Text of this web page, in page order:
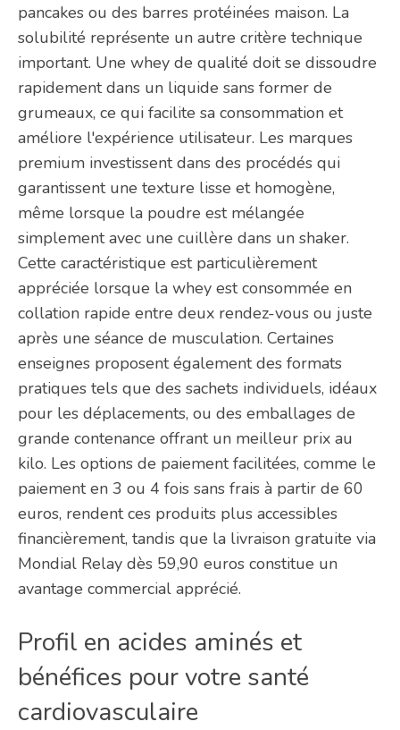
pancakes ou des barres protéinées maison. La
solubilité représente un autre critère technique
important. Une whey de qualité doit se dissoudre
rapidement dans un liquide sans former de
grumeaux, ce qui facilite sa consommation et
améliore l'expérience utilisateur. Les marques
premium investissent dans des procédés qui
garantissent une texture lisse et homogène,
même lorsque la poudre est mélangée
simplement avec une cuillère dans un shaker.
Cette caractéristique est particulièrement
appréciée lorsque la whey est consommée en
collation rapide entre deux rendez-vous ou juste
après une séance de musculation. Certaines
enseignes proposent également des formats
pratiques tels que des sachets individuels, idéaux
pour les déplacements, ou des emballages de
grande contenance offrant un meilleur prix au
kilo. Les options de paiement facilitées, comme le
paiement en 3 ou 4 fois sans frais à partir de 60
euros, rendent ces produits plus accessibles
financièrement, tandis que la livraison gratuite via
Mondial Relay dès 59,90 euros constitue un
avantage commercial apprécié.
Profil en acides aminés et
bénéfices pour votre santé
cardiovasculaire